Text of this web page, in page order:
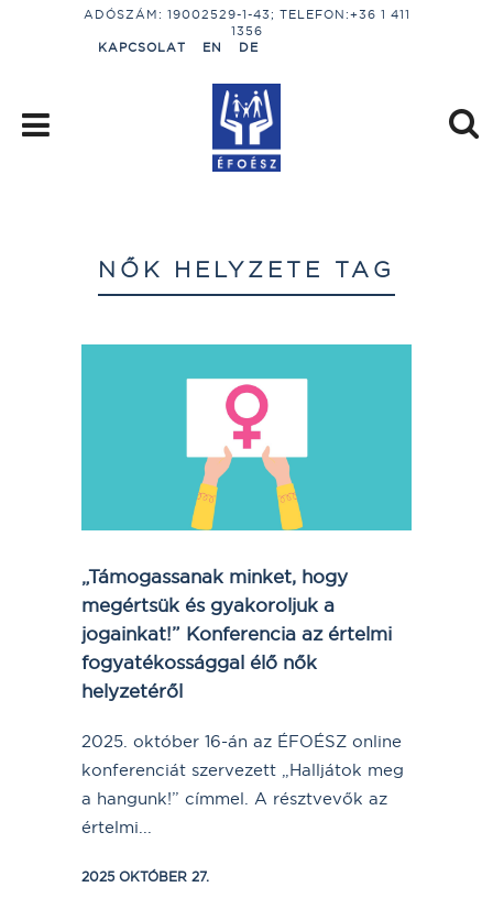
ADÓSZÁM: 19002529-1-43; TELEFON:+36 1 411
1356
KAPCSOLAT
EN DE
NŐK HELYZETE TAG
„Támogassanak minket, hogy
megértsük és gyakoroljuk a
jogainkat!” Konferencia az értelmi
fogyatékossággal élő nők
helyzetéről
2025. október 16-án az ÉFOÉSZ online
konferenciát szervezett „Halljátok meg
a hangunk!” címmel. A résztvevők az
értelmi...
2025 OKTÓBER 27.